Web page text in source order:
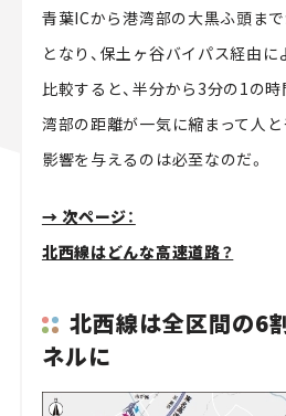
青葉ICから港湾部の大黒ふ頭ま
となり、保土ヶ谷バイパス経由
比較すると、半分から3分の1の
湾部の距離が一気に縮まって人
影響を与えるのは必至なのだ。
→ 次ページ：
北西線はどんな高速道路？
北西線は全区間の6
ネルに